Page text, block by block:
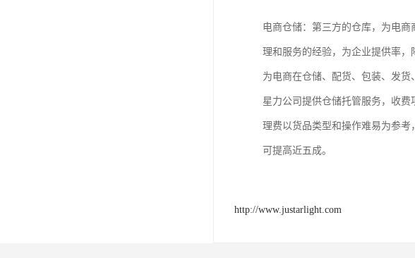
电商仓储：第三方的仓库，为电
理和服务的经验，为企业提供率，
为电商在仓储、配货、包装、发货
星力公司提供仓储托管服务，收
理费以货品类型和操作难易为参
可提高近五成。
http://www.justarlight.com